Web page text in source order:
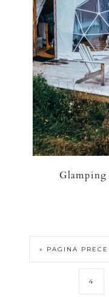
« PAGINA
4